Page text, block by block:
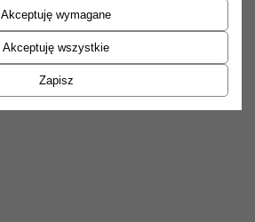
Akceptuję wymagane
Akceptuję wszystkie
Zapisz